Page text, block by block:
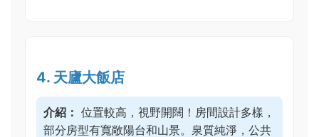
4. 天廬大飯店
介紹： 位置較高，視野開闊！房間設計多樣，
部分房型有寬敞陽台和山景。泉質純淨，公共